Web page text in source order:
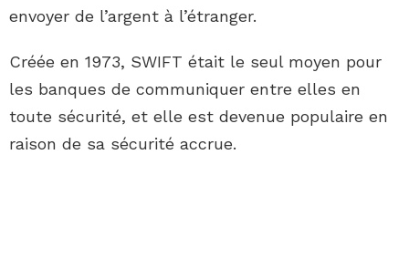
envoyer de l’argent à l’étranger.
Créée en 1973, SWIFT était le seul moyen pour
les banques de communiquer entre elles en
toute sécurité, et elle est devenue populaire en
raison de sa sécurité accrue.